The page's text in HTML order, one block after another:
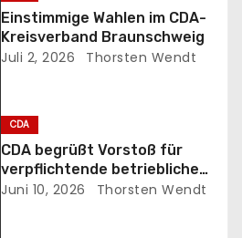
Einstimmige Wahlen im CDA-
Kreisverband Braunschweig
Juli 2, 2026 Thorsten Wendt
CDA
CDA begrüßt Vorstoß für
verpflichtende betriebliche
Altersvorsorge
Juni 10, 2026 Thorsten Wendt